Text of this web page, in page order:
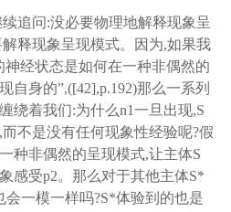
追问:没必要物理地解释现象呈
释现象呈现模式。因为,如果我
经状态是如何在一种非偶然的
自身的”,([42],p.192)那么一系列
绕着我们:为什么n1一旦出现,S
不是没有任何现象性经验呢?假
种非偶然的呈现模式,让主体S
感受p2。那么对于其他主体S*
会一模一样吗?S*体验到的也是